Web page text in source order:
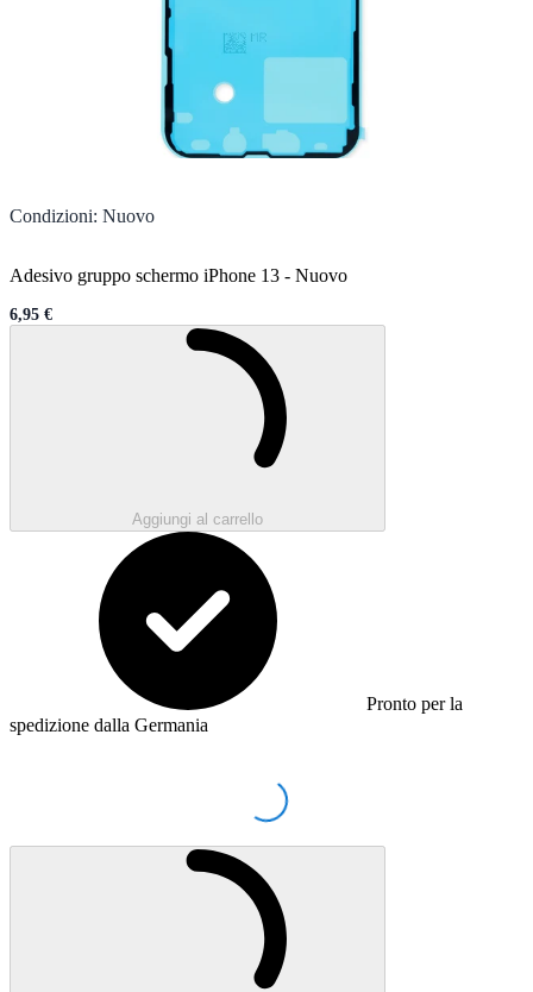
Condizioni: Nuovo
Adesivo gruppo schermo iPhone 13 - Nuovo
Sale price
6,95 €
Aggiungi al carrello
Pronto per la
spedizione dalla Germania
Loading...